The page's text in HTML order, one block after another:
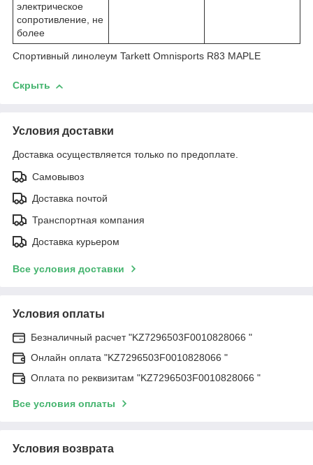
электрическое
cопротивление, не
более
Спортивный линолеум Tarkett Omnisports R83 MAPLE
Скрыть
Условия доставки
Доставка осуществляется только по предоплате.
Самовывоз
Доставка почтой
Транспортная компания
Доставка курьером
Все условия доставки
Условия оплаты
Безналичный расчет "KZ7296503F0010828066 "
Онлайн оплата "KZ7296503F0010828066 "
Оплата по реквизитам "KZ7296503F0010828066 "
Все условия оплаты
Условия возврата